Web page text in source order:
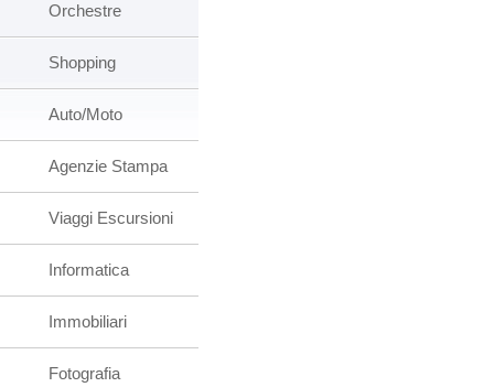
Orchestre
Shopping
Auto/Moto
Agenzie Stampa
Viaggi Escursioni
Informatica
Immobiliari
Fotografia